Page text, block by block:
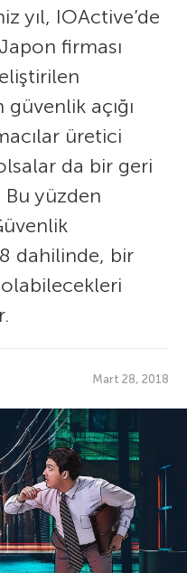
yıl, IOActive’de
firması
açığı
üretici
da bir geri
Bu yüzden
dahilinde, bir
Mart 28, 2018